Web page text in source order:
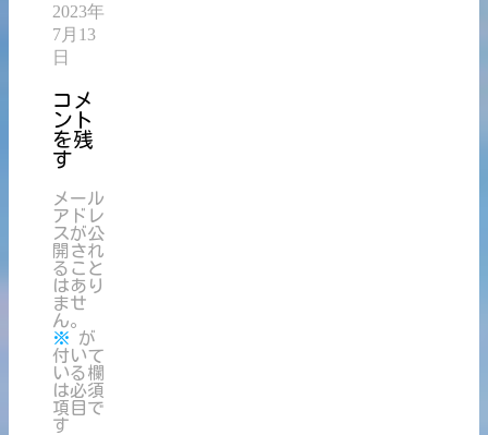
2023年
7月13
日
コメ
ント
を残
す
メール
アドレ
スが公
開され
ること
はあり
ませ
ん。
※ が
付いて
いる欄
は必須
項目で
す